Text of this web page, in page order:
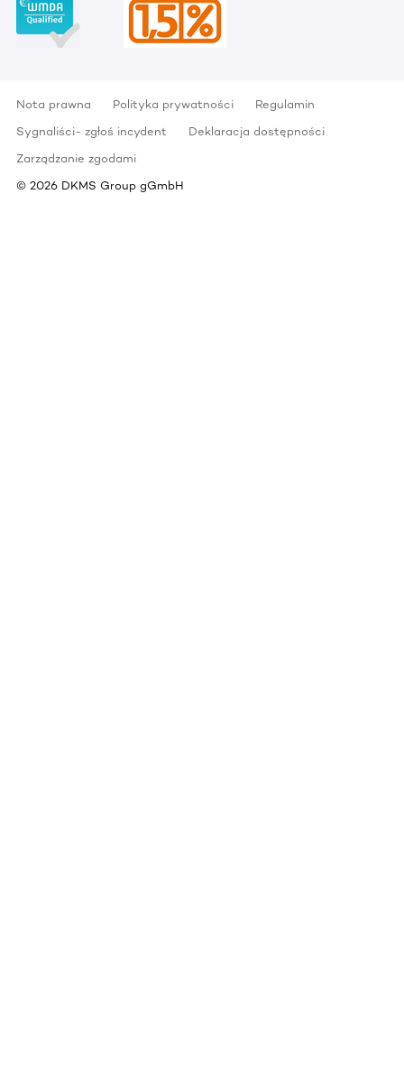
Nota prawna Polityka prywatności
Regulamin
Sygnaliści- zgłoś incydent
Deklaracja dostępności
Zarządzanie zgodami
© 2026 DKMS Group gGmbH